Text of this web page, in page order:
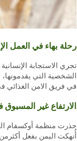
رحلة بهاء في العمل
تجري الاستجابة
الشخصية التي
في فريق الامن الغذائي
الارتفاع غير
حذرت منظمة أوكسفام
أُنهكت اليمن بفعل